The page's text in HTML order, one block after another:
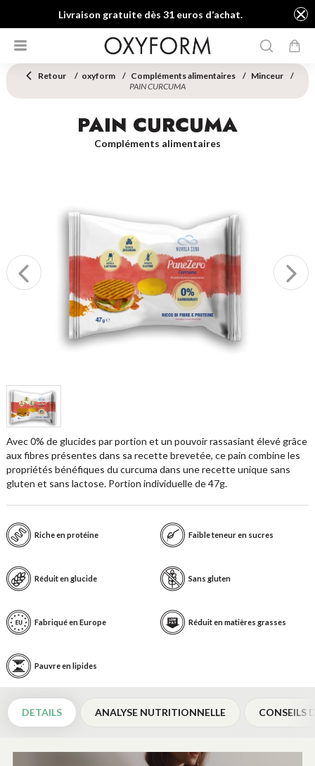
Livraison gratuite dès 31 euros d’achat.
Retour oxyform Compléments alimentaires
Minceur
PAIN CURCUMA
PAIN CURCUMA
Compléments alimentaires
Avec 0% de glucides par portion et un pouvoir rassasiant élevé grâce
aux fibres présentes dans sa recette brevetée, ce pain combine les
propriétés bénéfiques du curcuma dans une recette unique sans
gluten et sans lactose. Portion individuelle de 47g.
Riche en protéine Faible teneur en sucres
Réduit en glucide Sans gluten
Fabriqué en Europe Réduit en matières grasses
Pauvre en lipides
DETAILS ANALYSE NUTRITIONNELLE CONSEILS